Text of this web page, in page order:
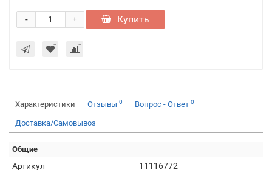
+
- Купить
Характеристики Отзывы 0 Вопрос - Ответ 0
Доставка/Самовывоз
Общие
Артикул 11116772